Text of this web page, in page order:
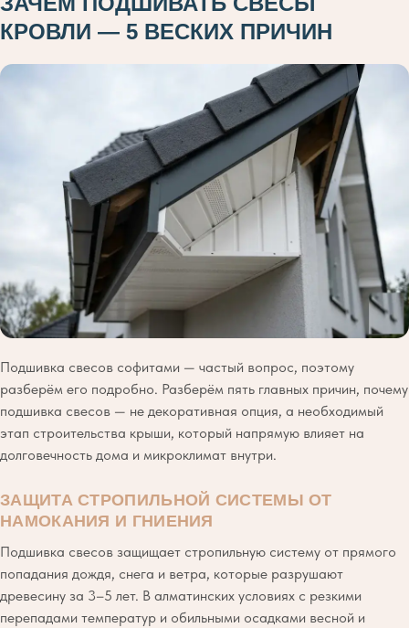
КРОВЛИ — 5 ВЕСКИХ ПРИЧИН
Подшивка свесов софитами — частый вопрос, поэтому
разберём его подробно. Разберём пять главных причин, почему
подшивка свесов — не декоративная опция, а необходимый
этап строительства крыши, который напрямую влияет на
долговечность дома и микроклимат внутри.
ЗАЩИТА СТРОПИЛЬНОЙ СИСТЕМЫ ОТ
НАМОКАНИЯ И ГНИЕНИЯ
Подшивка свесов защищает стропильную систему от прямого
попадания дождя, снега и ветра, которые разрушают
древесину за 3–5 лет. В алматинских условиях с резкими
перепадами температур и обильными осадками весной и